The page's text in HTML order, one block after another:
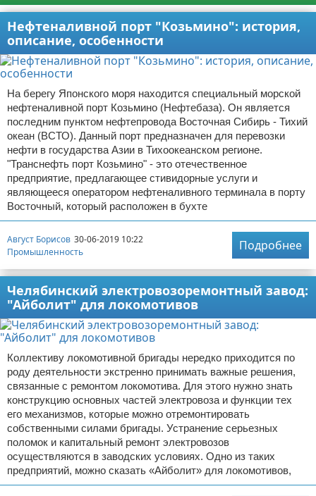
Нефтеналивной порт "Козьмино": история,
описание, особенности
На берегу Японского моря находится специальный морской
нефтеналивной порт Козьмино (Нефтебаза). Он является
последним пунктом нефтепровода Восточная Сибирь - Тихий
океан (ВСТО). Данный порт предназначен для перевозки
нефти в государства Азии в Тихоокеанском регионе.
"Транснефть порт Козьмино" - это отечественное
предприятие, предлагающее стивидорные услуги и
являющееся оператором нефтеналивного терминала в порту
Восточный, который расположен в бухте
Август Борисов 30-06-2019 10:22
Промышленность
Подробнее
Челябинский электровозоремонтный завод:
"Айболит" для локомотивов
Коллективу локомотивной бригады нередко приходится по
роду деятельности экстренно принимать важные решения,
связанные с ремонтом локомотива. Для этого нужно знать
конструкцию основных частей электровоза и функции тех
его механизмов, которые можно отремонтировать
собственными силами бригады. Устранение серьезных
поломок и капитальный ремонт электровозов
осуществляются в заводских условиях. Одно из таких
предприятий, можно сказать «Айболит» для локомотивов,